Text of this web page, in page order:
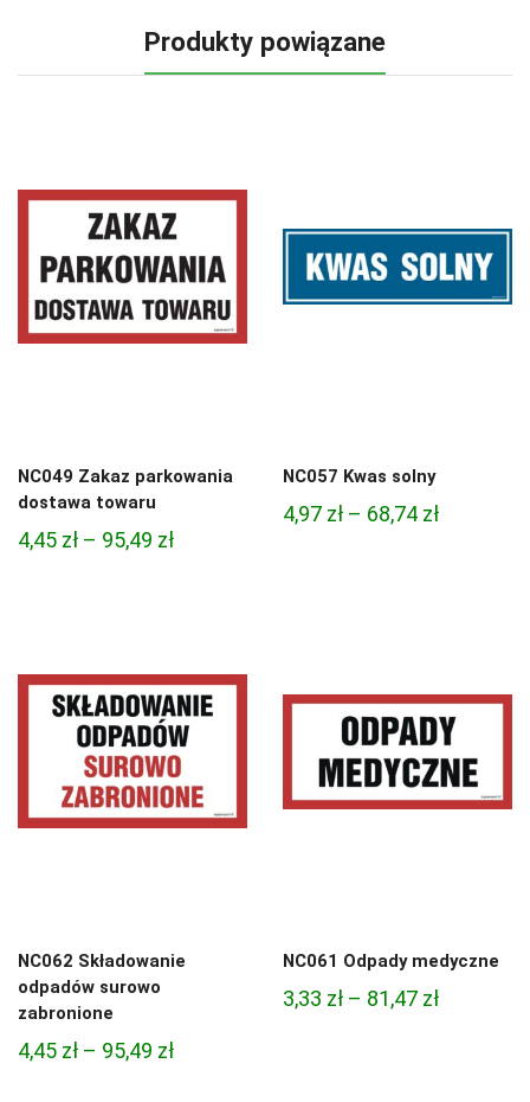
Produkty powiązane
NC049 Zakaz parkowania
dostawa towaru
4,45 zł – 95,49 złZakres
95,49 zł
NC057 Kwas solny
4,97 zł – 68,74 złZakres
NC062 Składowanie
odpadów surowo
zabronione
4,45 zł – 95,49 złZakres
NC061 Odpady medyczne
3,33 zł – 81,47 złZakres